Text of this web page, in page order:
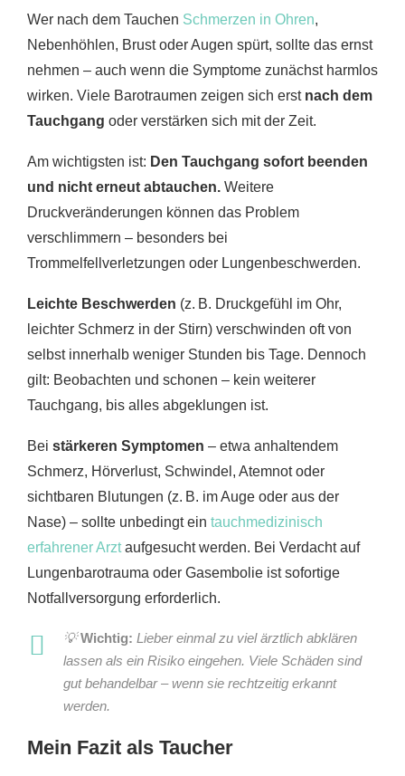
Wer nach dem Tauchen Schmerzen in Ohren,
Nebenhöhlen, Brust oder Augen spürt, sollte das ernst
nehmen – auch wenn die Symptome zunächst harmlos
wirken. Viele Barotraumen zeigen sich erst nach dem
Tauchgang oder verstärken sich mit der Zeit.
Am wichtigsten ist: Den Tauchgang sofort beenden
und nicht erneut abtauchen. Weitere
Druckveränderungen können das Problem
verschlimmern – besonders bei
Trommelfellverletzungen oder Lungenbeschwerden.
Leichte Beschwerden (z. B. Druckgefühl im Ohr,
leichter Schmerz in der Stirn) verschwinden oft von
selbst innerhalb weniger Stunden bis Tage. Dennoch
gilt: Beobachten und schonen – kein weiterer
Tauchgang, bis alles abgeklungen ist.
Bei stärkeren Symptomen – etwa anhaltendem
Schmerz, Hörverlust, Schwindel, Atemnot oder
sichtbaren Blutungen (z. B. im Auge oder aus der
Nase) – sollte unbedingt ein tauchmedizinisch
erfahrener Arztaufgesucht werden. Bei Verdacht auf
Lungenbarotrauma oder Gasembolie ist sofortige
Notfallversorgung erforderlich.
💡Wichtig: Lieber einmal zu viel ärztlich abklären
lassen als ein Risiko eingehen. Viele Schäden sind
gut behandelbar – wenn sie rechtzeitig erkannt
werden.
Mein Fazit als Taucher